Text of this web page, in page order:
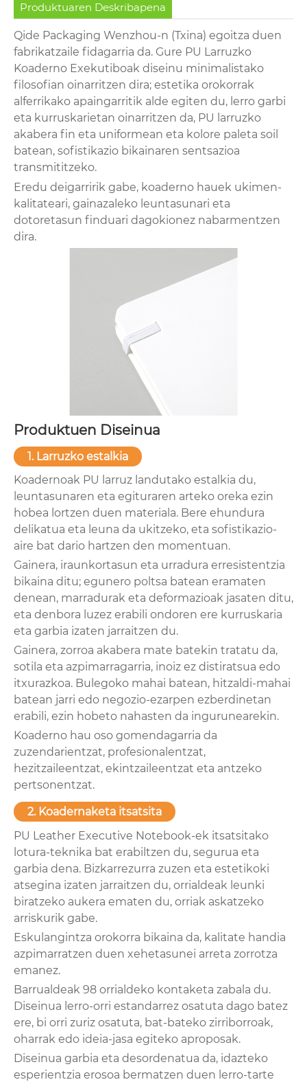
Produktuaren Deskribapena
Qide Packaging Wenzhou-n (Txina) egoitza duen
fabrikatzaile fidagarria da. Gure PU Larruzko
Koaderno Exekutiboak diseinu minimalistako
filosofian oinarritzen dira; estetika orokorrak
alferrikako apaingarritik alde egiten du, lerro garbi
eta kurruskarietan oinarritzen da, PU larruzko
akabera fin eta uniformean eta kolore paleta soil
batean, sofistikazio bikainaren sentsazioa
transmititzeko.
Eredu deigarririk gabe, koaderno hauek ukimen-
kalitateari, gainazaleko leuntasunari eta
dotoretasun finduari dagokionez nabarmentzen
dira.
Produktuen Diseinua
1. Larruzko estalkia
Koadernoak PU larruz landutako estalkia du,
leuntasunaren eta egituraren arteko oreka ezin
hobea lortzen duen materiala. Bere ehundura
delikatua eta leuna da ukitzeko, eta sofistikazio-
aire bat dario hartzen den momentuan.
Gainera, iraunkortasun eta urradura erresistentzia
bikaina ditu; egunero poltsa batean eramaten
denean, marradurak eta deformazioak jasaten ditu,
eta denbora luzez erabili ondoren ere kurruskaria
eta garbia izaten jarraitzen du.
Gainera, zorroa akabera mate batekin tratatu da,
sotila eta azpimarragarria, inoiz ez distiratsua edo
itxurazkoa. Bulegoko mahai batean, hitzaldi-mahai
batean jarri edo negozio-ezarpen ezberdinetan
erabili, ezin hobeto nahasten da ingurunearekin.
Koaderno hau oso gomendagarria da
zuzendarientzat, profesionalentzat,
hezitzaileentzat, ekintzaileentzat eta antzeko
pertsonentzat.
2. Koadernaketa itsatsita
PU Leather Executive Notebook-ek itsatsitako
lotura-teknika bat erabiltzen du, segurua eta
garbia dena. Bizkarrezurra zuzen eta estetikoki
atsegina izaten jarraitzen du, orrialdeak leunki
biratzeko aukera ematen du, orriak askatzeko
arriskurik gabe.
Eskulangintza orokorra bikaina da, kalitate handia
azpimarratzen duen xehetasunei arreta zorrotza
emanez.
Barrualdeak 98 orrialdeko kontaketa zabala du.
Diseinua lerro-orri estandarrez osatuta dago batez
ere, bi orri zuriz osatuta, bat-bateko zirriborroak,
oharrak edo ideia-jasa egiteko aproposak.
Diseinua garbia eta desordenatua da, idazteko
esperientzia erosoa bermatzen duen lerro-tarte